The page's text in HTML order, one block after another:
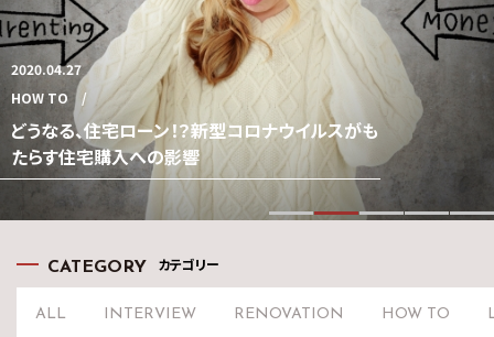
2020.11.06
NEWS
私たち「ネクストカラーズ 」のオフィスをご紹介し
ます！
2020.04.27
HOW TO
どうなる、住宅ローン！？新型コロナウイルスがも
たらす住宅購入への影響
2020.04.25
INTERVIEW
一度はマイホームを諦めたご夫婦・・・からの大逆
転！～大満足リノベーションマイホーム～
2020.04.19
RENOVATION
愛知・名古屋で家探し～リノベーションするなら
ネクストカラーズ
2019.02.19
NEWS
窓のない部屋をひと工夫で部屋を明るく！アイデ
ア次第で暗い部屋に明かりを！
CATEGORY カテゴリー
ALL INTERVIEW RENOVATION HOW TO